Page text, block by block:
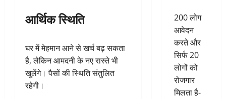
आर्थिक स्थिति
घर में मेहमान आने से खर्च बढ़ सकता
है, लेकिन आमदनी के नए रास्ते भी
खुलेंगे। पैसों की स्थिति संतुलित
रहेगी।
200 लोग
आवेदन
करते और
सिर्फ 20
लोगों को
रोजगार
मिलता है-